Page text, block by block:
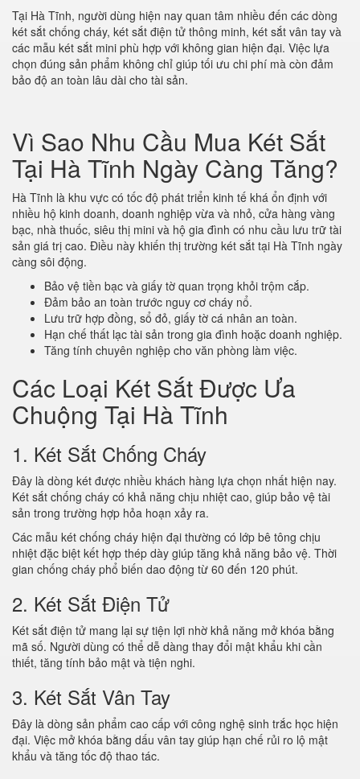
Tại Hà Tĩnh, người dùng hiện nay quan tâm nhiều đến các dòng
két sắt chống cháy, két sắt điện tử thông minh, két sắt vân tay và
các mẫu két sắt mini phù hợp với không gian hiện đại. Việc lựa
chọn đúng sản phẩm không chỉ giúp tối ưu chi phí mà còn đảm
bảo độ an toàn lâu dài cho tài sản.
Vì Sao Nhu Cầu Mua Két Sắt
Tại Hà Tĩnh Ngày Càng Tăng?
Hà Tĩnh là khu vực có tốc độ phát triển kinh tế khá ổn định với
nhiều hộ kinh doanh, doanh nghiệp vừa và nhỏ, cửa hàng vàng
bạc, nhà thuốc, siêu thị mini và hộ gia đình có nhu cầu lưu trữ tài
sản giá trị cao. Điều này khiến thị trường két sắt tại Hà Tĩnh ngày
càng sôi động.
Bảo vệ tiền bạc và giấy tờ quan trọng khỏi trộm cắp.
Đảm bảo an toàn trước nguy cơ cháy nổ.
Lưu trữ hợp đồng, sổ đỏ, giấy tờ cá nhân an toàn.
Hạn chế thất lạc tài sản trong gia đình hoặc doanh nghiệp.
Tăng tính chuyên nghiệp cho văn phòng làm việc.
Các Loại Két Sắt Được Ưa
Chuộng Tại Hà Tĩnh
1. Két Sắt Chống Cháy
Đây là dòng két được nhiều khách hàng lựa chọn nhất hiện nay.
Két sắt chống cháy có khả năng chịu nhiệt cao, giúp bảo vệ tài
sản trong trường hợp hỏa hoạn xảy ra.
Các mẫu két chống cháy hiện đại thường có lớp bê tông chịu
nhiệt đặc biệt kết hợp thép dày giúp tăng khả năng bảo vệ. Thời
gian chống cháy phổ biến dao động từ 60 đến 120 phút.
2. Két Sắt Điện Tử
Két sắt điện tử mang lại sự tiện lợi nhờ khả năng mở khóa bằng
mã số. Người dùng có thể dễ dàng thay đổi mật khẩu khi cần
thiết, tăng tính bảo mật và tiện nghi.
3. Két Sắt Vân Tay
Đây là dòng sản phẩm cao cấp với công nghệ sinh trắc học hiện
đại. Việc mở khóa bằng dấu vân tay giúp hạn chế rủi ro lộ mật
khẩu và tăng tốc độ thao tác.